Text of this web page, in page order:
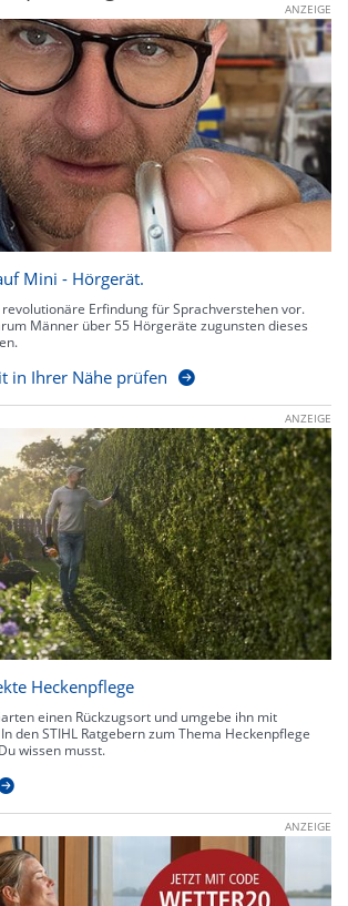
ANZEIGE
Mini - Hörgerät.
Erfindung für Sprachverstehen vor.
Männer über 55 Hörgeräte zugunsten dieses
in Ihrer Nähe prüfen
ANZEIGE
Heckenpflege
einen Rückzugsort und umgebe ihn mit
den STIHL Ratgebern zum Thema Heckenpflege
wissen musst.
ANZEIGE